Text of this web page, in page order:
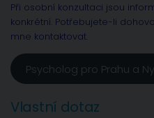
Při osobní konzultaci jsou
konkrétní. Potřebujete-li
mne kontaktovat.
Psycholog pro Prahu a
Vlastní dotaz